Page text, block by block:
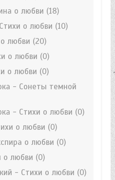
о любви (18)
о любви (10)
любви (20)
о любви (0)
о любви (0)
- Сонеты темной
- Стихи о любви (0)
о любви (0)
о любви (0)
о любви (0)
- Стихи о любви (0)